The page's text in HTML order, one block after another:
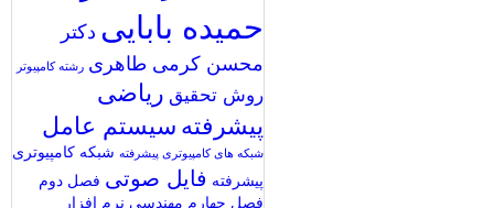
حمیده بابایی دکتر
محسن کرمی طاهری رشته کامپیوتر
روش تحقیق ریاضی
پیشرفته سیستم عامل
شبکه های کامپیوتری پیشرفته شبکه کامپیوتری
پیشرفته فایل صوتی فصل دوم
فصل چهارم مهندسی نرم افزار